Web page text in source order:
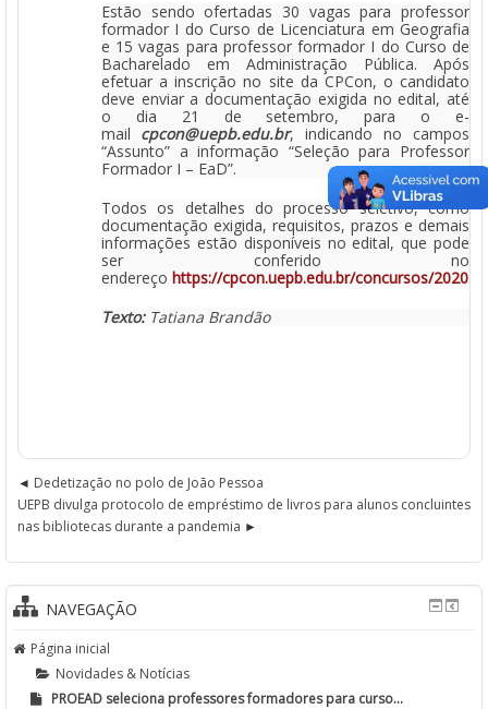
Estão sendo ofertadas 30 vagas para professor
formador I do Curso de Licenciatura em Geografia
e 15 vagas para professor formador I do Curso de
Bacharelado em Administração Pública. Após
efetuar a inscrição no site da CPCon, o candidato
deve enviar a documentação exigida no edital, até
o dia 21 de setembro, para o e-
mail cpcon@uepb.edu.br, indicando no campos
“Assunto” a informação “Seleção para Professor
Formador I – EaD”.
Todos os detalhes do processo seletivo, como
documentação exigida, requisitos, prazos e demais
informações estão disponíveis no edital, que pode
ser conferido no
endereço https://cpcon.uepb.edu.br/concursos/
Texto:Tatiana Brandão
Dedetização no polo de João Pessoa
UEPB divulga protocolo de empréstimo de livros para alunos concluintes
nas bibliotecas durante a pandemia
NAVEGAÇÃO
Página inicial
Novidades & Notícias
PROEAD seleciona professores formadores para curso...